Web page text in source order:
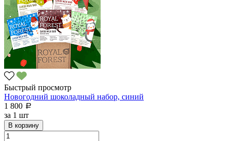
Быстрый просмотр
Новогодний шоколадный набор, синий
1 800 a
за 1 шт
В корзину